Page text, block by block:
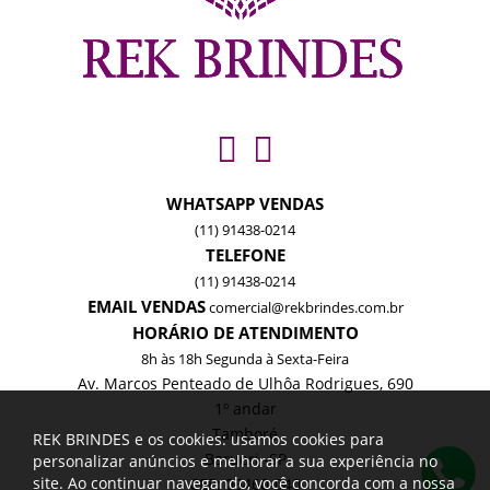
WHATSAPP VENDAS
(11) 91438-0214
TELEFONE
(11) 91438-0214
EMAIL VENDAScomercial@rekbrindes.com.br
HORÁRIO DE ATENDIMENTO
8h às 18h Segunda à Sexta-Feira
Av. Marcos Penteado de Ulhôa Rodrigues, 690
1º andar
Tamboré
Barueri -SP
CEP: 06460-040
REK BRINDES e os cookies: usamos cookies para
personalizar anúncios e melhorar a sua experiência no
site. Ao continuar navegando, você concorda com a nossa